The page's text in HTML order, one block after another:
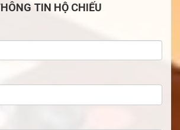
TIN HỘ CHIẾU